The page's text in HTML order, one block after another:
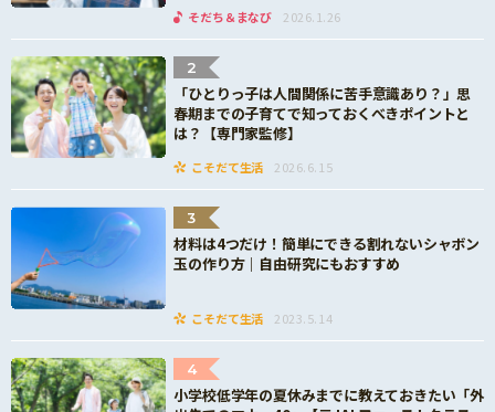
そだち＆まなび 2026.1.26
2
「ひとりっ子は人間関係に苦手意識あり？」思
春期までの子育てで知っておくべきポイントと
は？【専門家監修】
こそだて生活 2026.6.15
3
材料は4つだけ！簡単にできる割れないシャボン
玉の作り方｜自由研究にもおすすめ
こそだて生活 2023.5.14
4
小学校低学年の夏休みまでに教えておきたい「外